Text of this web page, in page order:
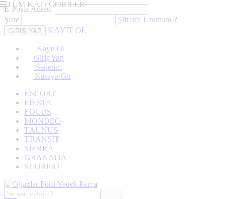
E-Posta Adresi
Şifre
Şifremi Unuttum ?
KAYIT OL
Kayıt Ol
Giriş Yap
Sepetim
Kasaya Git
ESCORT
FİESTA
FOCUS
MONDEO
TAUNUS
TRANSİT
SİERRA
GRANADA
SCORPİO
TÜM KATEGORİLER